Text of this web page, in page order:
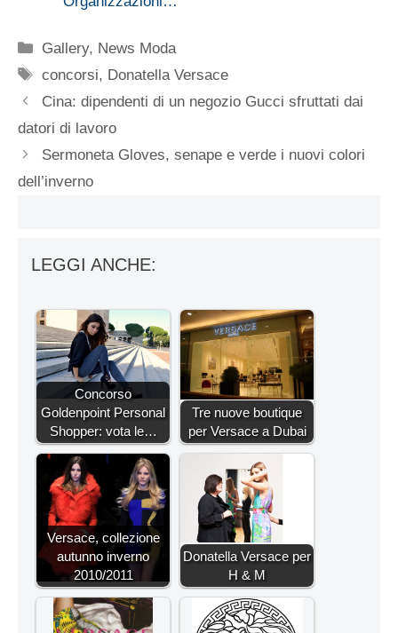
Categorie
Gallery, News Moda
Tag
concorsi, Donatella Versace
Cina: dipendenti di un negozio Gucci sfruttati dai
datori di lavoro
Sermoneta Gloves, senape e verde i nuovi colori
dell’inverno
LEGGI ANCHE:
Concorso
Goldenpoint Personal
Shopper: vota le…
Tre nuove boutique
per Versace a Dubai
Versace, collezione
autunno inverno
2010/2011
Donatella Versace per
H & M